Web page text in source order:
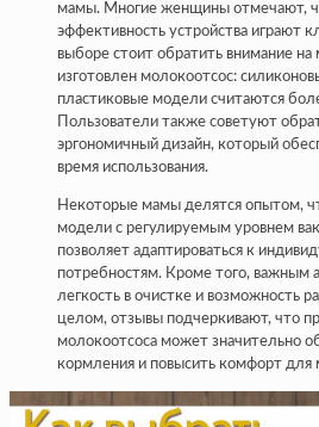
мамы. Многие женщины отмечают,
эффективность устройства играют
выборе стоит обратить внимание на
изготовлен молокоотсос:
пластиковые модели считаются
Пользователи также советуют
эргономичный дизайн, который
время использования.
Некоторые мамы делятся опытом,
модели с регулируемым уровнем
позволяет адаптироваться к
потребностям. Кроме того, важным
легкость в очистке и возможность
целом, отзывы подчеркивают, что
молокоотсоса может значительно
кормления и повысить комфорт